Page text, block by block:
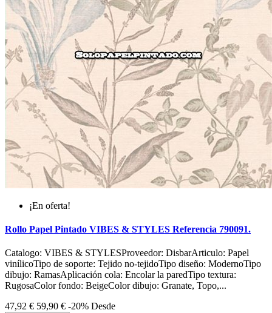
¡En oferta!
Rollo Papel Pintado VIBES & STYLES Referencia 790091.
Catalogo: VIBES & STYLESProveedor: DisbarArticulo: Papel
vinílicoTipo de soporte: Tejido no-tejidoTipo diseño: ModernoTipo
dibujo: RamasAplicación cola: Encolar la paredTipo textura:
RugosaColor fondo: BeigeColor dibujo: Granate, Topo,...
47,92 € 59,90 € -20% Desde